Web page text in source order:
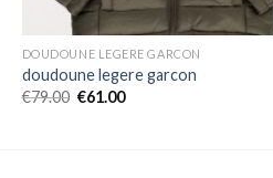
DOUDOUNE LEGERE GARCON
doudoune legere garcon
€79.00 €61.00